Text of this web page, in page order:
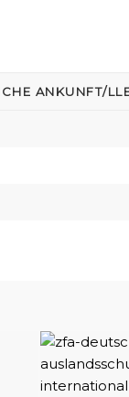
ANKUNFT/